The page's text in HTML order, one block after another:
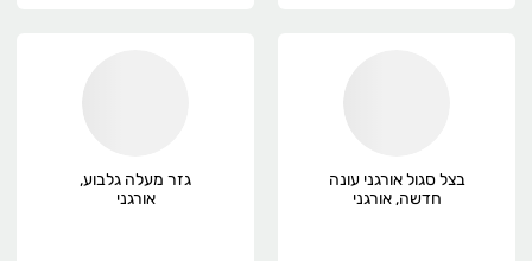
בצל סגול אורגני עונה
חדשה, אורגני
גזר מעלה גלבוע,
אורגני